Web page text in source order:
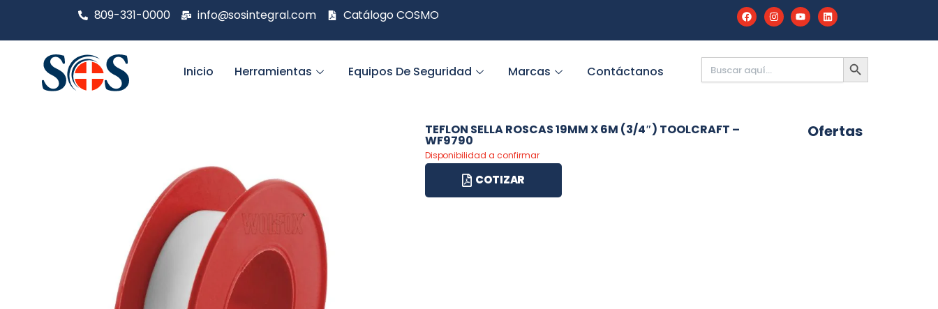
809-331-0000 info@sosintegral.com Catálogo COSMO
Inicio Herramientas Equipos De Seguridad Marcas Contáctanos
Buscar: BOTÓN
DE
BÚSQUEDA
TEFLON SELLA ROSCAS 19MM X 6M (3/4″) TOOLCRAFT –
WF9790
Disponibilidad a confirmar
COTIZAR
Ofertas